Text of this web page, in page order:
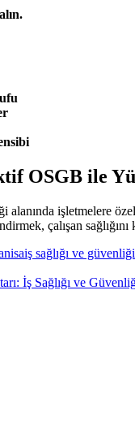
OSGB ile
alanında işletmelere
çalışan
iş sağlığı ve
İş Sağlığı ve